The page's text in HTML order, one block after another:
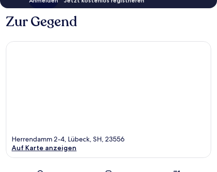
Zur Gegend
Herrendamm 2-4, Lübeck, SH, 23556
Auf Karte anzeigen